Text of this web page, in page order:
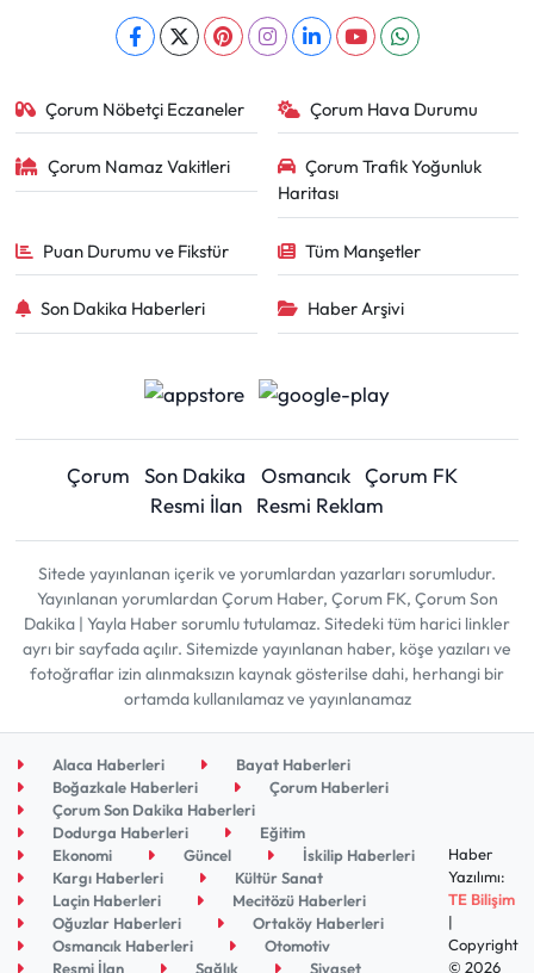
Çorum Nöbetçi Eczaneler Çorum Hava Durumu
Çorum Namaz Vakitleri
Çorum Trafik Yoğunluk
Haritası
Puan Durumu ve Fikstür Tüm Manşetler
Son Dakika Haberleri Haber Arşivi
Çorum Son Dakika Osmancık Çorum FK
Resmi İlan
Resmi Reklam
Sitede yayınlanan içerik ve yorumlardan yazarları sorumludur.
Yayınlanan yorumlardan Çorum Haber, Çorum FK, Çorum Son
Dakika | Yayla Haber sorumlu tutulamaz. Sitedeki tüm harici linkler
ayrı bir sayfada açılır. Sitemizde yayınlanan haber, köşe yazıları ve
fotoğraflar izin alınmaksızın kaynak gösterilse dahi, herhangi bir
ortamda kullanılamaz ve yayınlanamaz
Alaca Haberleri
Bayat Haberleri
Boğazkale Haberleri
Çorum Haberleri
Çorum Son Dakika Haberleri
Dodurga Haberleri
Eğitim
Ekonomi
Güncel
İskilip Haberleri
Kargı Haberleri
Kültür Sanat
Laçin Haberleri
Mecitözü Haberleri
Oğuzlar Haberleri
Ortaköy Haberleri
Osmancık Haberleri
Otomotiv
Resmi İlan
Sağlık Siyaset
Haber
Yazılımı:
TE Bilişim
|
Copyright
© 2026